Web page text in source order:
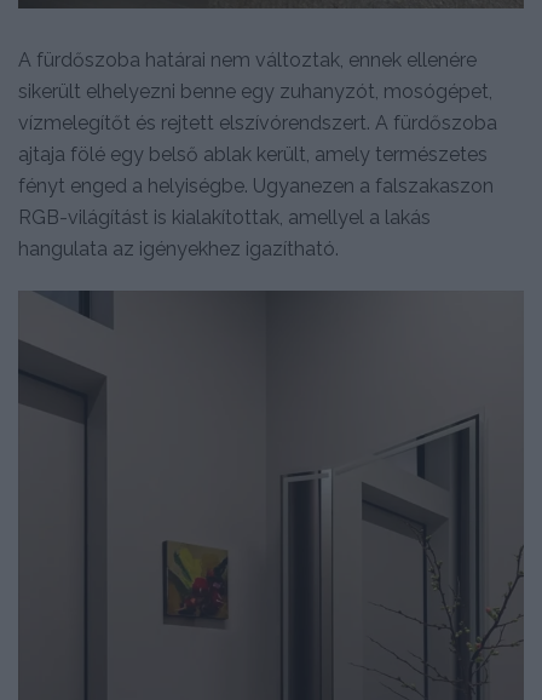
A fürdőszoba határai nem változtak, ennek ellenére
sikerült elhelyezni benne egy zuhanyzót, mosógépet,
vízmelegítőt és rejtett elszívórendszert. A fürdőszoba
ajtaja fölé egy belső ablak került, amely természetes
fényt enged a helyiségbe. Ugyanezen a falszakaszon
RGB-világítást is kialakítottak, amellyel a lakás
hangulata az igényekhez igazítható.